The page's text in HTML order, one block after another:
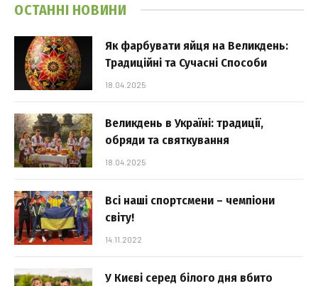
ОСТАННІ НОВИНИ
Як фарбувати яйця на Великдень:
Традиційні та Сучасні Способи
18.04.2025
Великдень в Україні: традиції,
обряди та святкування
18.04.2025
Всі наші спортсмени – чемпіони
світу!
14.11.2022
У Києві серед білого дня вбито